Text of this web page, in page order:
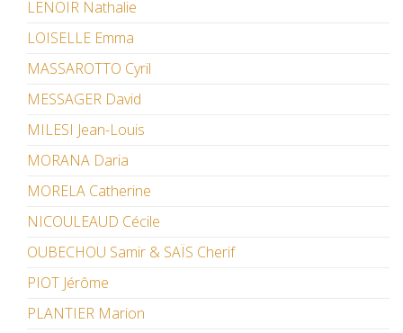
LENOIR Nathalie
LOISELLE Emma
MASSAROTTO Cyril
MESSAGER David
MILESI Jean-Louis
MORANA Daria
MORELA Catherine
NICOULEAUD Cécile
OUBECHOU Samir & SAÏS Cherif
PIOT Jérôme
PLANTIER Marion